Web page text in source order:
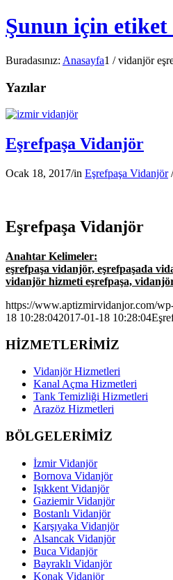
Şunun için
Buradasınız: Anasayfa1 / vidanjör
Yazılar
Eşrefpaşa Vidanjör
Ocak 18, 2017/in Eşrefpaşa Vidanjör /
Eşrefpaşa Vidanjör
Anahtar Kelimeler:
eşrefpaşa vidanjör, eşrefpaşada
vidanjör hizmeti eşrefpaşa,
https://www.aptizmirvidanjor.com/
18 10:28:042017-01-18 10:28:04
HİZMETLERİMİZ
Vidanjör Hizmetleri
Kanal Açma Hizmetleri
Tank Temizliği Hizmetleri
Arazöz Hizmetleri
BÖLGELERİMİZ
İzmir Vidanjör
Bornova Vidanjör
Işıkkent Vidanjör
Gaziemir Vidanjör
Bostanlı Vidanjör
Karşıyaka Vidanjör
Alsancak Vidanjör
Buca Vidanjör
Bayraklı Vidanjör
Konak Vidanjör